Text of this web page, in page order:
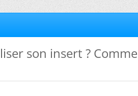
son insert ?